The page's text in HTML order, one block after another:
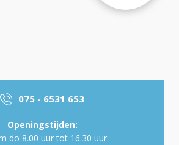
075 - 6531 653
Openingstijden:
do 8.00 uur tot 16.30 uur